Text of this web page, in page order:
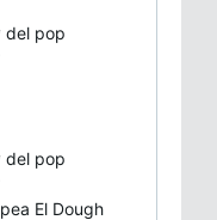
del pop
del pop
El Dough